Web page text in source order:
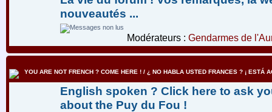
nouveautés ...
Modérateurs : Gendarmes de
YOU ARE NOT FRENCH ? COME HERE ! / ¿ NO HABLA USTED FRANCES ? ¡ ESTÁ
English spoken ? Click here to ask
about the Puy du Fou !